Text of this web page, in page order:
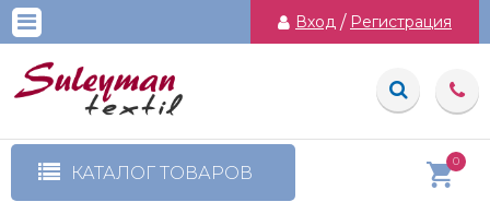
Вход / Регистрация
КАТАЛОГ ТОВАРОВ
0